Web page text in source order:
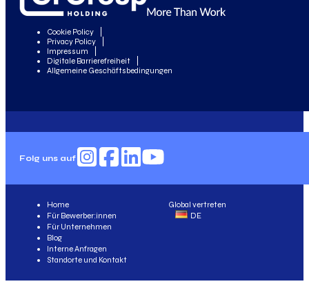
Cookie Policy
Privacy Policy
Impressum
Digitale Barrierefreiheit
Allgemeine Geschäftsbedingungen
Folg uns auf
Global vertreten
DE
Home
Für Bewerber:innen
Für Unternehmen
Blog
Interne Anfragen
Standorte und Kontakt